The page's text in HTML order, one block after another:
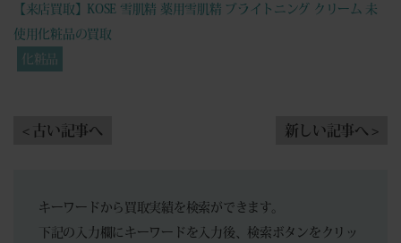
【来店買取】KOSE 雪肌精 薬用雪肌精 ブライトニング クリーム 未
使用化粧品の買取
化粧品
< 古い記事へ 新しい記事へ >
キーワードから買取実績を検索ができます。
下記の入力欄にキーワードを入力後、検索ボタンをクリッ